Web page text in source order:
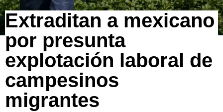
Extraditan a mexicano
por presunta
explotación laboral de
campesinos
migrantes